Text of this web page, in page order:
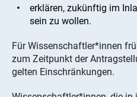
erklären, zukünftig im
sein zu wollen.
Für Wissenschaftler*innen
zum Zeitpunkt der
gelten Einschränkungen.